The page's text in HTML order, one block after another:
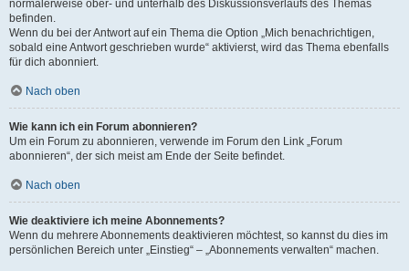
normalerweise ober- und unterhalb des Diskussionsverlaufs des Themas
befinden.
Wenn du bei der Antwort auf ein Thema die Option „Mich benachrichtigen,
sobald eine Antwort geschrieben wurde“ aktivierst, wird das Thema ebenfalls
für dich abonniert.
Nach oben
Wie kann ich ein Forum abonnieren?
Um ein Forum zu abonnieren, verwende im Forum den Link „Forum
abonnieren“, der sich meist am Ende der Seite befindet.
Nach oben
Wie deaktiviere ich meine Abonnements?
Wenn du mehrere Abonnements deaktivieren möchtest, so kannst du dies im
persönlichen Bereich unter „Einstieg“ – „Abonnements verwalten“ machen.